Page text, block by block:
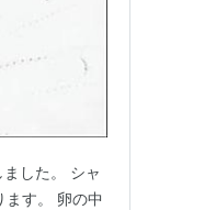
した。 シャ
す。 卵の中